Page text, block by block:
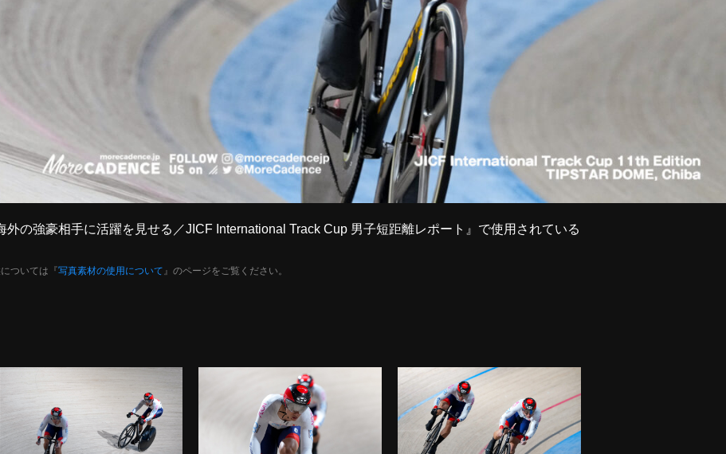
外の強豪相手に活躍を見せる／JICF International Track Cup 男子短距離レポート』で使用されている
ついては『写真素材の使用について 』のページをご覧ください。